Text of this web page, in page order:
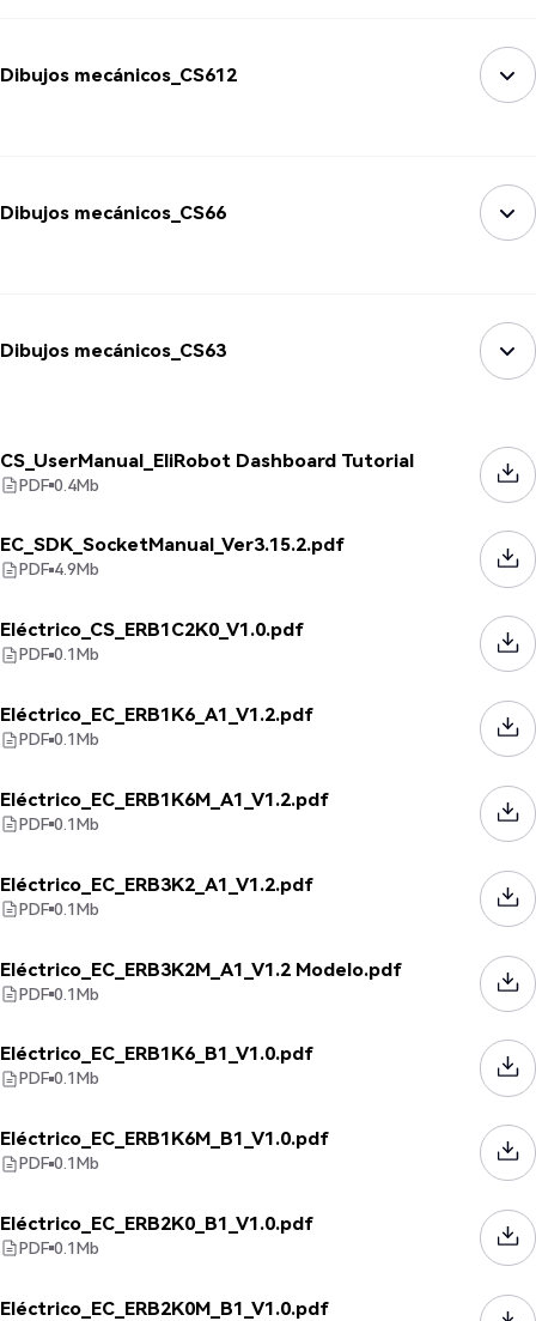
Dibujos mecánicos_CS612
Dibujos mecánicos_CS66
Dibujos mecánicos_CS63
CS_UserManual_EliRobot Dashboard Tutorial
PDF 0.4Mb
EC_SDK_SocketManual_Ver3.15.2.pdf
PDF 4.9Mb
Eléctrico_CS_ERB1C2K0_V1.0.pdf
PDF 0.1Mb
Eléctrico_EC_ERB1K6_A1_V1.2.pdf
PDF 0.1Mb
Eléctrico_EC_ERB1K6M_A1_V1.2.pdf
PDF 0.1Mb
Eléctrico_EC_ERB3K2_A1_V1.2.pdf
PDF 0.1Mb
Eléctrico_EC_ERB3K2M_A1_V1.2 Modelo.pdf
PDF 0.1Mb
Eléctrico_EC_ERB1K6_B1_V1.0.pdf
PDF 0.1Mb
Eléctrico_EC_ERB1K6M_B1_V1.0.pdf
PDF 0.1Mb
Eléctrico_EC_ERB2K0_B1_V1.0.pdf
PDF 0.1Mb
Eléctrico_EC_ERB2K0M_B1_V1.0.pdf